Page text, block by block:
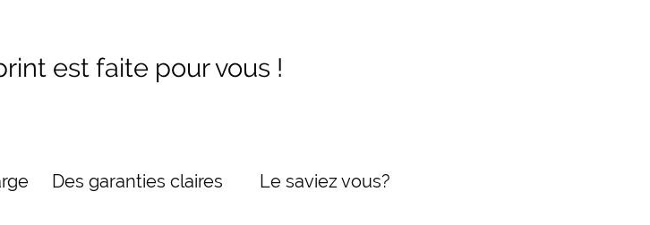
est faite pour vous !
Des garanties claires Le saviez vous?